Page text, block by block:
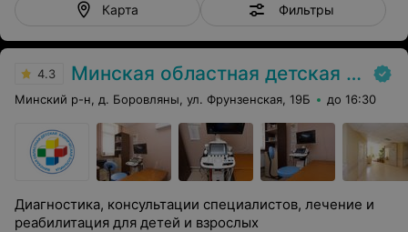
Карта Фильтры
4.3 Минская областная детская клиническая больница
Минский р-н, д. Боровляны, ул. Фрунзенская, 19Б до 16:30
Диагностика, консультации специалистов, лечение и
реабилитация для детей и взрослых